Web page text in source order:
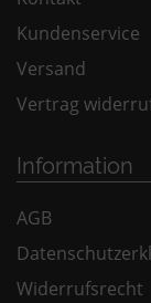
Kundenservice
Versand
Vertrag
Information
AGB
Widerrufsrecht